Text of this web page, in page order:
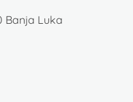
Banja Luka